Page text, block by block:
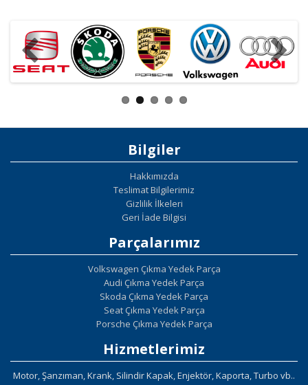
Bilgiler
Hakkımızda
Teslimat Bilgilerimiz
Gizlilik İlkeleri
Geri İade Bilgisi
Parçalarımız
Volkswagen Çıkma Yedek Parça
Audi Çıkma Yedek Parça
Skoda Çıkma Yedek Parça
Seat Çıkma Yedek Parça
Porsche Çıkma Yedek Parça
Hizmetlerimiz
Motor, Şanzıman, Krank, Silindir Kapak, Enjektör, Kaporta, Turbo vb..